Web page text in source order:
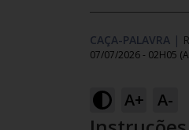
CAÇA-PALAVRA |
07/07/2026 - 02H05
A+ A-